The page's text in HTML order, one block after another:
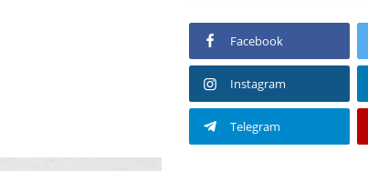
Facebook
Instagram
Telegram